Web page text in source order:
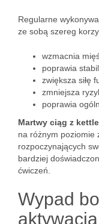
Regularne
ze sobą szereg
wzmacnia
poprawia
zwiększa siłę
zmniejsza
poprawia
Martwy ciąg z
na różnym poziomie
rozpoczynających
bardziej
ćwiczeń.
Wypad